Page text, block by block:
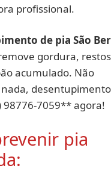
profissional.
de pia São
gordura, restos
acumulado. Não
98776-7059** agora!
pia